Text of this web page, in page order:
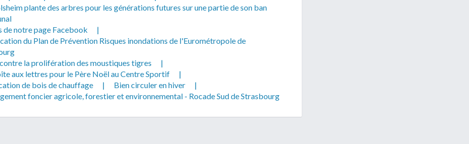
plante des arbres pour les générations futures sur une partie de son ban
de notre page Facebook
|
du Plan de Prévention Risques inondations de l'Eurométropole de
la prolifération des moustiques tigres
|
aux lettres pour le Père Noël au Centre Sportif
|
de bois de chauffage
| Bien circuler en hiver
|
foncier agricole, forestier et environnemental - Rocade Sud de Strasbourg